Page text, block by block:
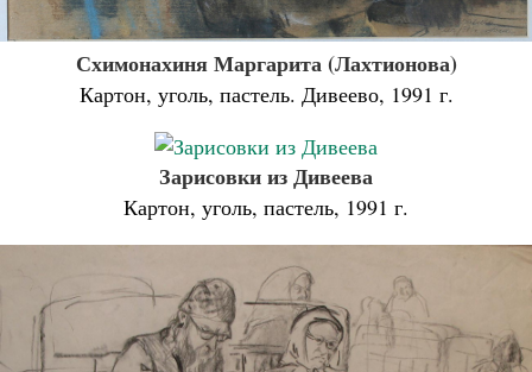
Схимонахиня Маргарита (Лахтионова)
Картон, уголь, пастель. Дивеево, 1991 г.
Зарисовки из Дивеева
Картон, уголь, пастель, 1991 г.